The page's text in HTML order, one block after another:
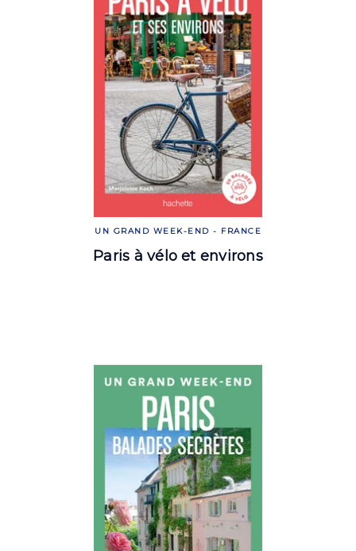
UN GRAND WEEK-END - FRANCE
Paris à vélo et environs